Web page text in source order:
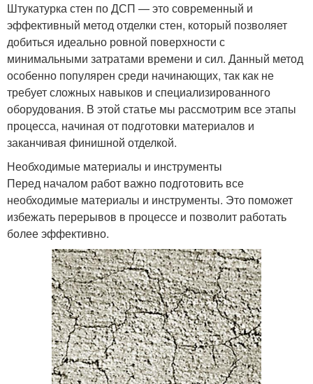
Штукатурка стен по ДСП — это современный и
эффективный метод отделки стен, который позволяет
добиться идеально ровной поверхности с
минимальными затратами времени и сил. Данный метод
особенно популярен среди начинающих, так как не
требует сложных навыков и специализированного
оборудования. В этой статье мы рассмотрим все этапы
процесса, начиная от подготовки материалов и
заканчивая финишной отделкой.
Необходимые материалы и инструменты
Перед началом работ важно подготовить все
необходимые материалы и инструменты. Это поможет
избежать перерывов в процессе и позволит работать
более эффективно.